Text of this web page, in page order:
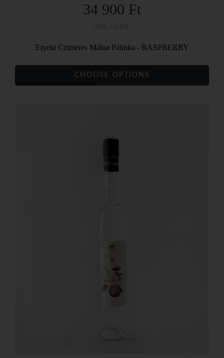
34 900 Ft
Etyeki Czimeres Málna Pálinka - RASPBERRY
CHOOSE OPTIONS